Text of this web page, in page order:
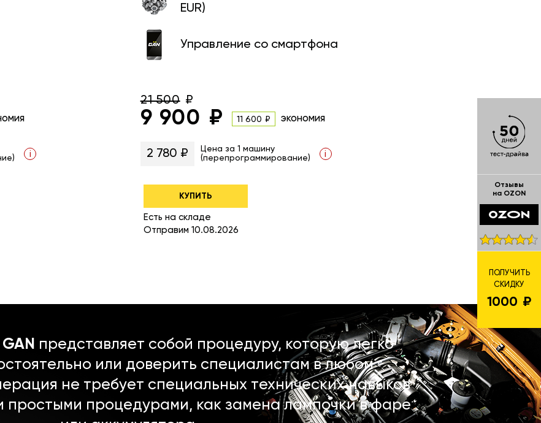
EUR)
Управление со смартфона
21 500
9 900 11 600 экономия
2 780 ₽
Цена за 1 машину
(перепрограммирование)
i
КУПИТЬ
Есть на складе
Отправим 10.08.2026
i
GAN представляет собой процедуру, которую легко
или доверить специалистам в любом
не требует специальных технических навыков
простыми процедурами, как замена лампочки в фаре
Отзывы
на OZON
ПОЛУЧИТЬ
СКИДКУ
1000